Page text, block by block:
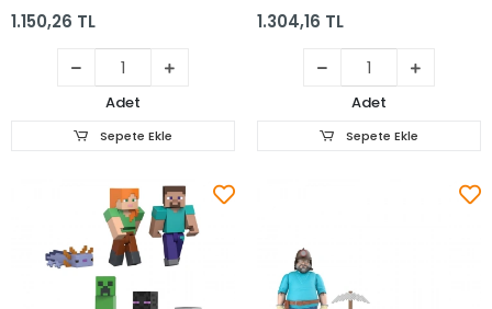
1.150,26 TL
Adet
Sepete Ekle
1.304,16 TL
Adet
Sepete Ekle